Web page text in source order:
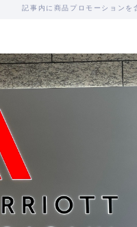
記事内に商品プロモーションを